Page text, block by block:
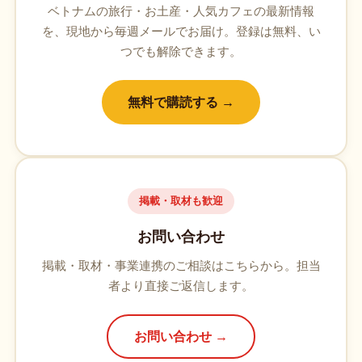
ベトナムの旅行・お土産・人気カフェの最新情報
を、現地から毎週メールでお届け。登録は無料、い
つでも解除できます。
無料で購読する →
掲載・取材も歓迎
お問い合わせ
掲載・取材・事業連携のご相談はこちらから。担当
者より直接ご返信します。
お問い合わせ →